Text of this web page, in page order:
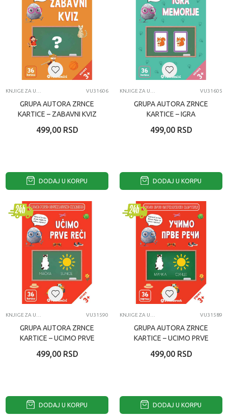
VU31606
GRUPA AUTORA ZRNCE
KARTICE – ZABAVNI KVIZ
499,00 RSD
DODAJ U KORPU
VU31605
GRUPA AUTORA ZRNCE
KARTICE – IGRA
499,00 RSD
DODAJ U KORPU
VU31590
GRUPA AUTORA ZRNCE
KARTICE – UCIMO PRVE
499,00 RSD
DODAJ U KORPU
VU31589
GRUPA AUTORA ZRNCE
KARTICE – UCIMO PRVE
499,00 RSD
DODAJ U KORPU